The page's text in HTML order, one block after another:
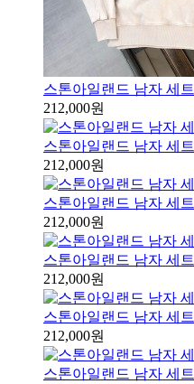
스톤아일랜드 남자 세트
212,000원
스톤아일랜드 남자 세트
212,000원
스톤아일랜드 남자 세트
212,000원
스톤아일랜드 남자 세트
212,000원
스톤아일랜드 남자 세트
212,000원
스톤아일랜드 남자 세트